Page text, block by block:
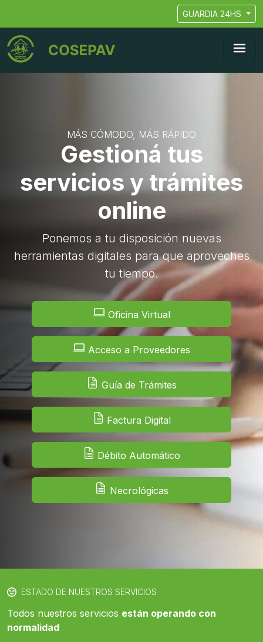
GUARDIA 24HS
MÁS CÓMODO, MÁS RÁPIDO
Gestioná tus
servicios y trámites
online
Ponemos a tu disposición nuevas
herramientas digitales para que aproveches
tu tiempo.
Oficina Virtual
Acceso a Proveedores
Guía de Trámites
Factura Digital
Débito Automático
Necrológicas
ESTADO DE NUESTROS SERVICIOS
Todos nuestros servicios están operando con
normalidad